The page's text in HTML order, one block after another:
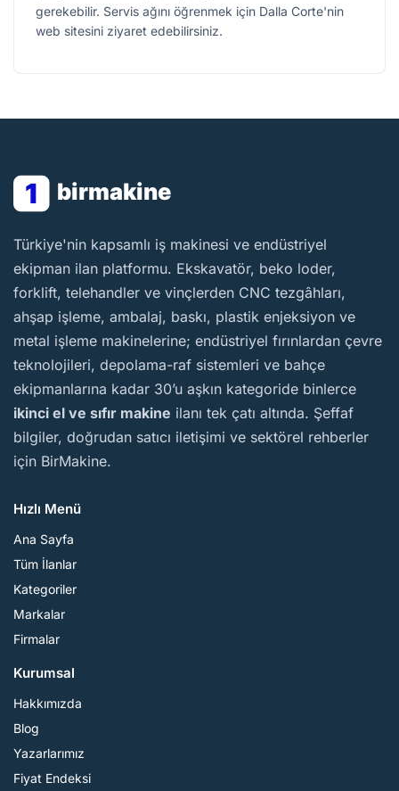
gerekebilir. Servis ağını öğrenmek için Dalla Corte'nin
web sitesini ziyaret edebilirsiniz.
1 birmakine
BirMakine
Türkiye'nin kapsamlı iş makinesi ve endüstriyel
ekipman ilan platformu. Ekskavatör, beko loder,
forklift, telehandler ve vinçlerden CNC tezgâhları,
ahşap işleme, ambalaj, baskı, plastik enjeksiyon ve
metal işleme makinelerine; endüstriyel fırınlardan çevre
teknolojileri, depolama-raf sistemleri ve bahçe
ekipmanlarına kadar 30’u aşkın kategoride binlerce
ikinci el ve sıfır makine ilanı tek çatı altında. Şeffaf
bilgiler, doğrudan satıcı iletişimi ve sektörel rehberler
için BirMakine.
Hızlı Menü
Ana Sayfa
Tüm İlanlar
Kategoriler
Markalar
Firmalar
Kurumsal
Hakkımızda
Blog
Yazarlarımız
Fiyat Endeksi